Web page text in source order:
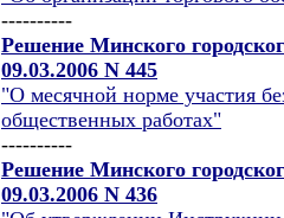
----------
Решение Минского
09.03.2006 N 445
"О месячной норме участия
общественных работах"
----------
Решение Минского
09.03.2006 N 436